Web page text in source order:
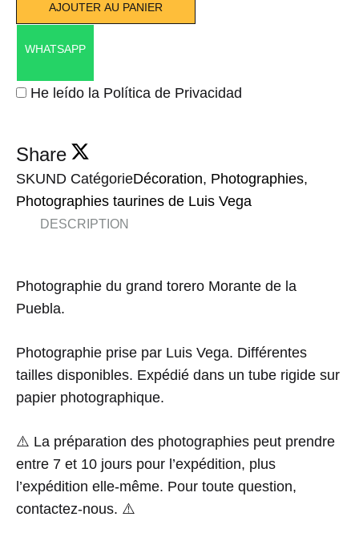
AJOUTER AU PANIER
WHATSAPP
He leído la Política de Privacidad
Share
SKUND CatégorieDécoration, Photographies,
Photographies taurines de Luis Vega
DESCRIPTION
Photographie du grand torero Morante de la
Puebla.
Photographie prise par Luis Vega. Différentes
tailles disponibles. Expédié dans un tube rigide sur
papier photographique.
⚠️ La préparation des photographies peut prendre
entre 7 et 10 jours pour l’expédition, plus
l’expédition elle-même. Pour toute question,
contactez-nous. ⚠️